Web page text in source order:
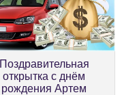
Поздравительная
открытка с днём
рождения Артем